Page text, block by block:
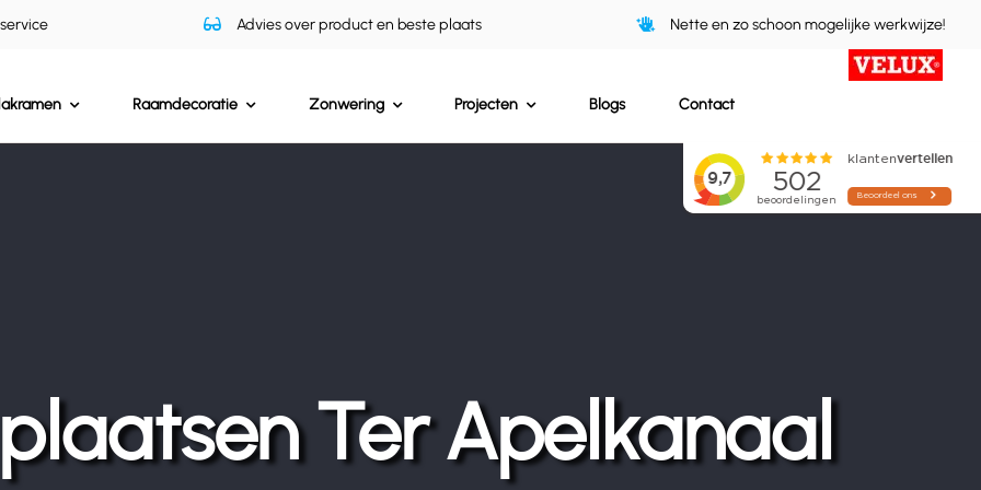
Advies over product en beste plaats Nette en zo schoon mogelijke werkwijze!
Raamdecoratie Zonwering Projecten Blogs Contact
Ter Apelkanaal